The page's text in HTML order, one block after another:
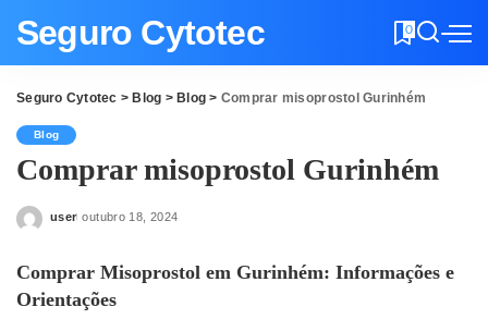
Seguro Cytotec 0
Seguro Cytotec > Blog > Blog > Comprar misoprostol Gurinhém
Blog
Comprar misoprostol Gurinhém
Posted
user outubro 18, 2024
Comprar Misoprostol em Gurinhém: Informações e
Orientações